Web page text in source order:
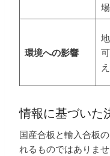
環境への影響
情報に基づいた
国産合板と輸入合板
れるものではありま